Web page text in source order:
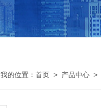
我的位置： 首页 > 产品中心 >